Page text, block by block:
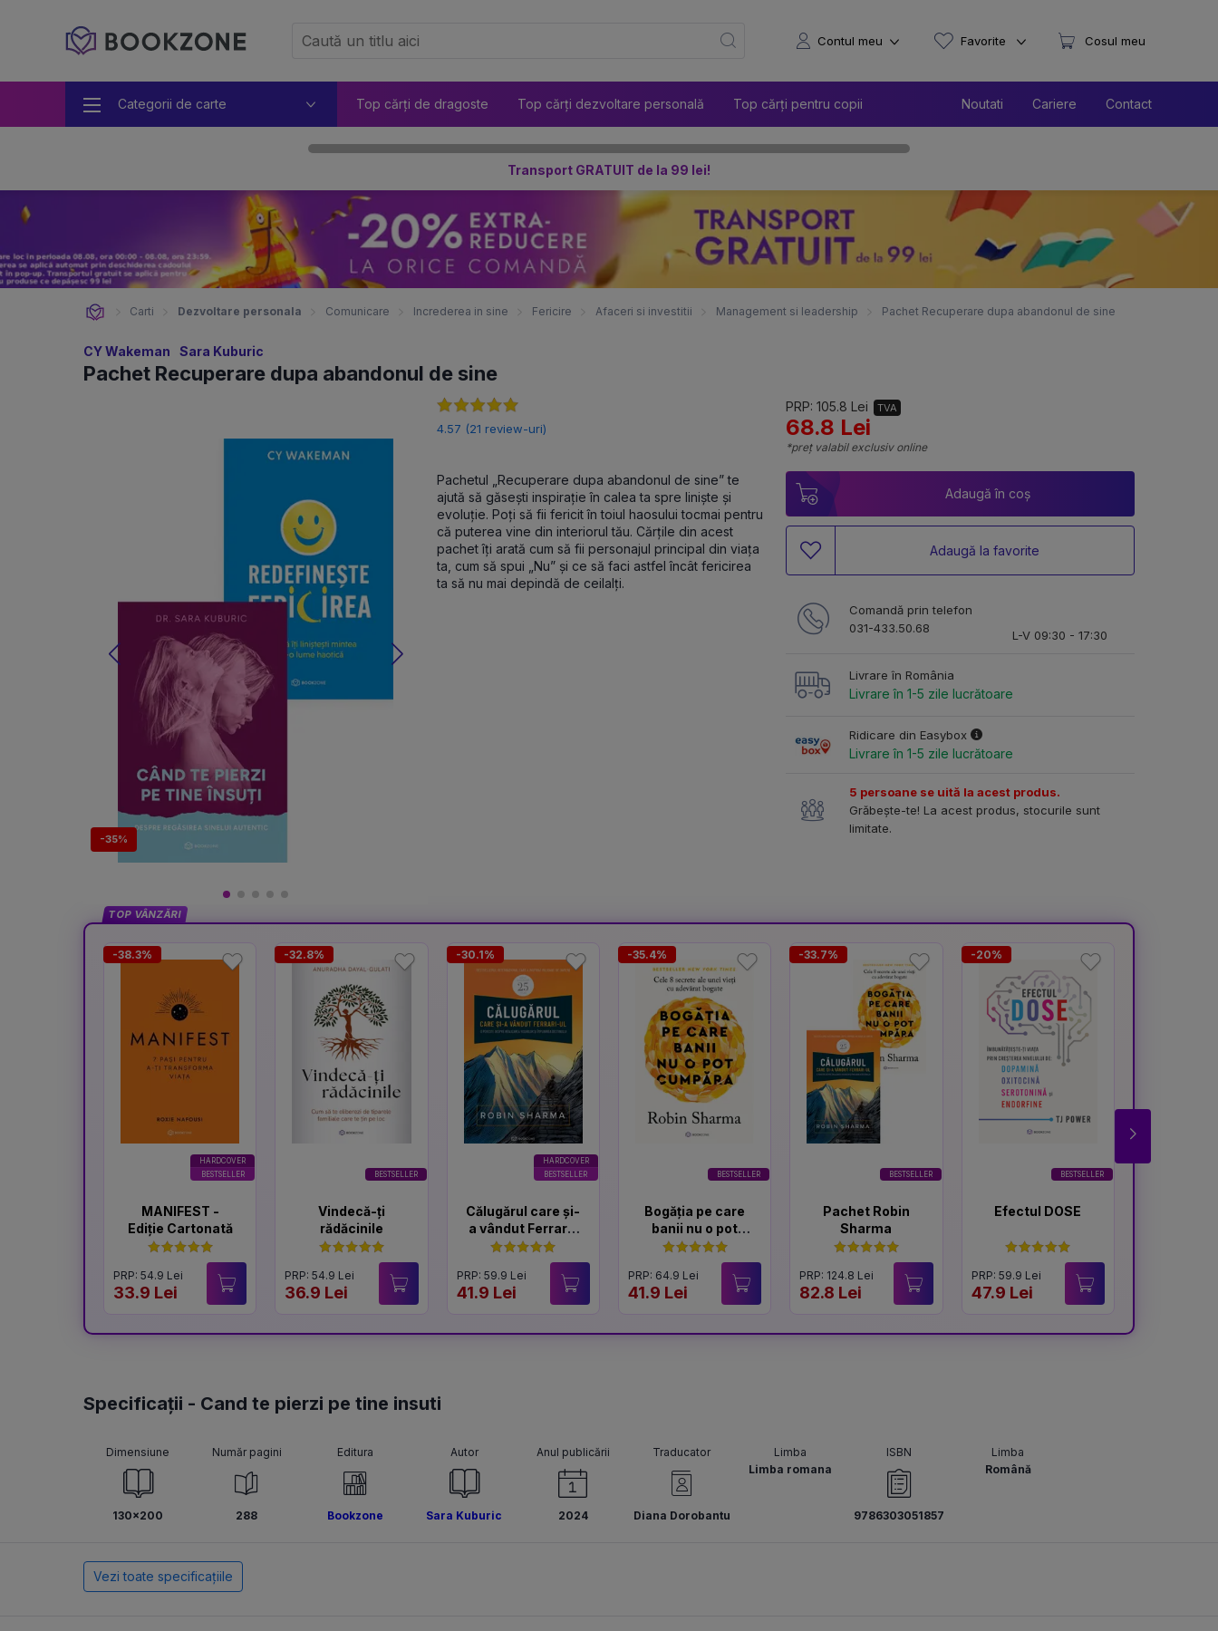
Categorii de carte Top cărți de dragoste Top cărți dezvoltare personală Top cărți pentru copii Noutati Cariere Contact
Contul meu Favorite Cosul meu
Transport GRATUIT de la 99 lei!
Carti Dezvoltare personala Comunicare Increderea in sine Fericire Afaceri si investitii Management si leadership Pachet Recuperare dupa abandonul de sine
CY Wakeman Sara Kuburic
Pachet Recuperare dupa abandonul de sine
-35%
4.57 (21 review-uri)
PRP: 105.8 Lei TVA
68.8 Lei
*preț valabil exclusiv online
Pachetul „Recuperare dupa abandonul de sine” te
ajută să găsești inspirație în calea ta spre liniște și
evoluție. Poți să fii fericit în toiul haosului tocmai pentru
că puterea vine din interiorul tău. Cărțile din acest
pachet îți arată cum să fii personajul principal din viața
ta, cum să spui „Nu” și ce să faci astfel încât fericirea
ta să nu mai depindă de ceilalți.
Adaugă în coș
Adaugă la favorite
Comandă prin telefon
031-433.50.68
L-V 09:30 - 17:30
Livrare în România
Livrare în 1-5 zile lucrătoare
Ridicare din Easybox
Livrare în 1-5 zile lucrătoare
5 persoane se uită la acest produs.
Grăbește-te! La acest produs, stocurile sunt
limitate.
TOP VÂNZĂRI
HARDCOVER
BESTSELLER
-38.3%
MANIFEST -
Ediție Cartonată
PRP: 54.9 Lei
33.9 Lei
BESTSELLER
-32.8%
Vindecă-ți
rădăcinile
PRP: 54.9 Lei
36.9 Lei
HARDCOVER
BESTSELLER
-30.1%
Călugărul care și-
a vândut Ferrari-
ul
PRP: 59.9 Lei
41.9 Lei
BESTSELLER
-35.4%
Bogăția pe care
banii nu o pot
cumpăra
PRP: 64.9 Lei
41.9 Lei
BESTSELLER
-33.7%
Pachet Robin
Sharma
PRP: 124.8 Lei
82.8 Lei
BESTSELLER
-20%
Efectul DOSE
PRP: 59.9 Lei
47.9 Lei
Specificații - Cand te pierzi pe tine insuti
Dimensiune
130x200
Număr pagini
288
Editura
Bookzone
Autor
Sara Kuburic
Anul publicării
2024
Traducator
Diana Dorobantu
Limba
Limba romana
ISBN
9786303051857
Limba
Română
Vezi toate specificațiile